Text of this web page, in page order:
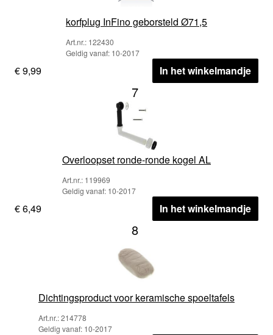
korfplug InFino geborsteld Ø71,5
Art.nr.: 122430
Geldig vanaf: 10-2017
€ 9,99 In het winkelmandje
7
Overloopset ronde-ronde kogel AL
Art.nr.: 119969
Geldig vanaf: 10-2017
€ 6,49 In het winkelmandje
8
Dichtingsproduct voor keramische spoeltafels
Art.nr.: 214778
Geldig vanaf: 10-2017